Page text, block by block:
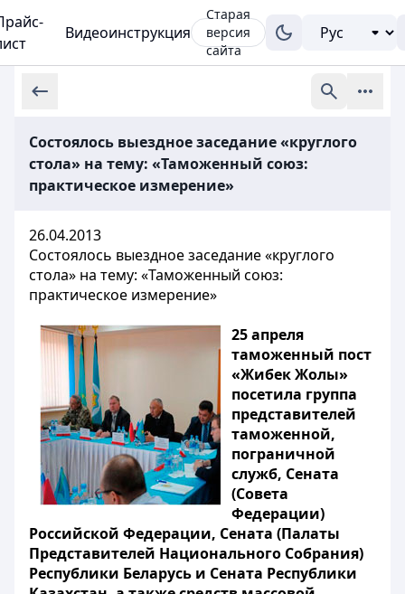
Видеоинструкция
Старая
версия
сайта
Состоялось выездное заседание «круглого
стола» на тему: «Таможенный союз:
практическое измерение»
26.04.2013
Состоялось выездное заседание «круглого
стола» на тему: «Таможенный союз:
практическое измерение»
25 апреля
таможенный пост
«Жибек Жолы»
посетила группа
представителей
таможенной,
пограничной
служб, Сената
(Совета
Федерации)
Российской Федерации, Сената (Палаты
Представителей Национального Собрания)
Республики Беларусь и Сената Республики